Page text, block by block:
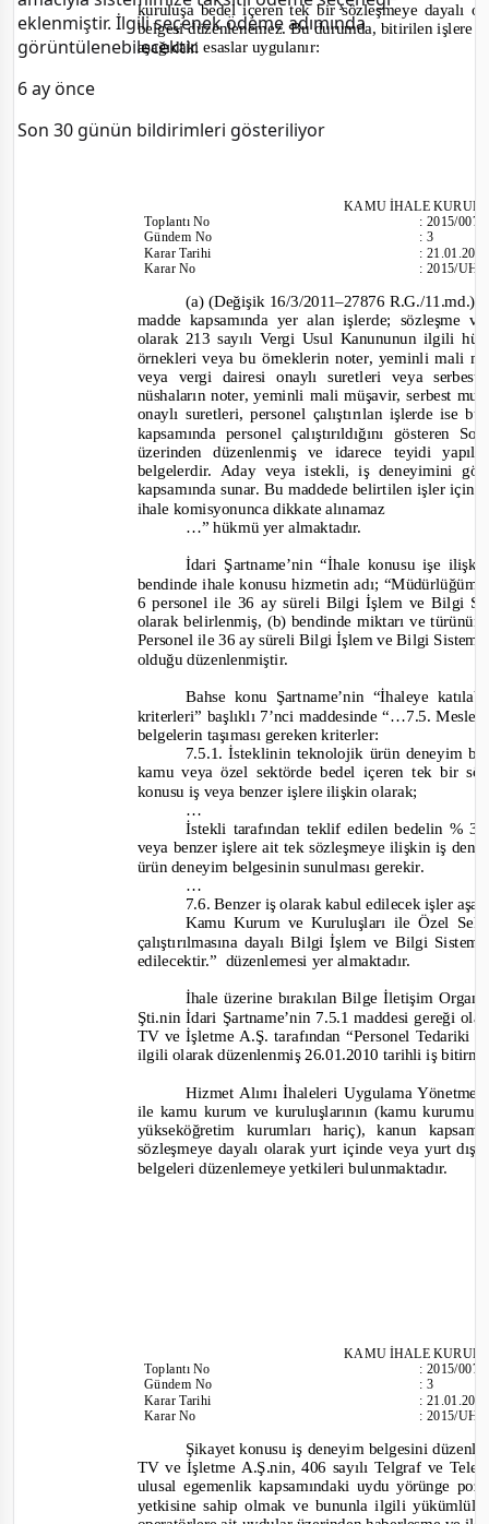
eklenmiştir. İlgili seçenek ödeme adımında
görüntülenebilecektir.
6 ay önce
Son 30 günün bildirimleri gösteriliyor
kuruluşa bedel içeren tek bir sözleşmeye dayalı
belgesi düzenlenemez. Bu durumda, bitirilen
aşağıdaki esaslar uygulanır:
KAMU İHALE
ToplantıNo
Gündem No
Karar Tarihi
Karar No
:2015/007
:3
:
:2015/
(a) (Değişik 16/3/2011–27876 R.G./11.md.)
madde kapsamında yer alan işlerde; sözleşme
olarak 213 sayılı Vergi Usul Kanununun ilgili
örnekleri veya bu örneklerin noter, yeminli mali
veya vergi dairesi onaylı suretleri veya
nüshaların noter, yeminli mali müşavir, serbest
onaylı suretleri, personel çalıştırılan işlerde ise
kapsamında personel çalıştırıldığını
üzerinden düzenlenmiş ve idarece teyidi
belgelerdir. Aday veya istekli, iş deneyimini
kapsamında sunar. Bu maddede belirtilen işler
ihale komisyonunca dikkate alınamaz
…”hükmü yer almaktadır.
İdari Şartname’nin “İhale konusu işe
bendinde ihale konusu hizmetin adı;
6 personel ile 36 ay süreli Bilgi İşlem ve Bilgi
olarak belirlenmiş, (b) bendinde miktarı ve
Personel ile 36 ay süreli Bilgi İşlem ve Bilgi Sistemi
olduğu düzenlenmiştir.
Bahse konu Şartname’nin “İhaleye
kriterleri” başlıklı 7’nci maddesinde“…7.5.
belgelerin taşıması gereken kriterler:
7.5.1. İsteklinin teknolojik ürün deneyim
kamu veya özel sektörde bedel içeren tek bir
konusu iş veya benzer işlere ilişkin olarak;
…
İstekli tarafından teklif edilen bedelin %
veya benzer işlere ait tek sözleşmeye ilişkin iş
ürün deneyim belgesinin sunulması gerekir.
…
7.6. Benzer iş olarak kabul edilecek işler
Kamu Kurum ve Kuruluşları ile Özel
çalıştırılmasına dayalı Bilgi İşlem ve Bilgi
edilecektir.” düzenlemesi yer almaktadır.
İhale üzerine bırakılan Bilge İletişim
Şti.nin İdari Şartname’nin 7.5.1 maddesi gereği
TV ve İşletme A.Ş. tarafından “Personel Tedariki
ilgili olarak düzenlenmiş 26.01.2010 tarihli iş
Hizmet Alımı İhaleleri Uygulama
ile kamu kurum ve kuruluşlarının (kamu
yükseköğretim kurumları hariç), kanun
sözleşmeye dayalı olarak yurt içinde veya yurt
belgeleri düzenlemeye yetkileri bulunmaktadır.
KAMU İHALE
ToplantıNo
Gündem No
Karar Tarihi
Karar No
:2015/007
:3
:
:2015/
Şikayet konusu iş deneyim belgesini
TV ve İşletme A.Ş.nin, 406 sayılı Telgraf ve
ulusal egemenlik kapsamındaki uydu yörünge
yetkisine sahip olmak ve bununla ilgili